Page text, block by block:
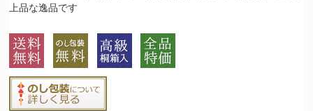
上品な逸品です